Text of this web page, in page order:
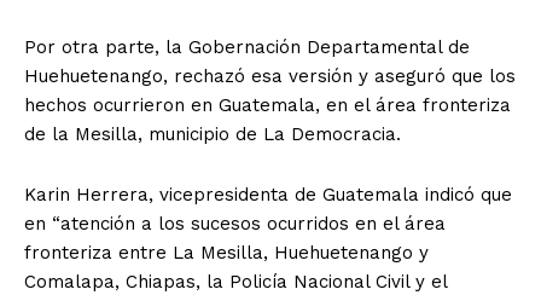
Por otra parte, la Gobernación Departamental de
Huehuetenango, rechazó esa versión y aseguró que los
hechos ocurrieron en Guatemala, en el área fronteriza
de la Mesilla, municipio de La Democracia.
Karin Herrera, vicepresidenta de Guatemala indicó que
en “atención a los sucesos ocurridos en el área
fronteriza entre La Mesilla, Huehuetenango y
Comalapa, Chiapas, la Policía Nacional Civil y el